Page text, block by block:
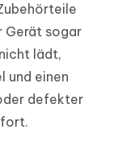
Gerät sogar
lädt,
und einen
defekter